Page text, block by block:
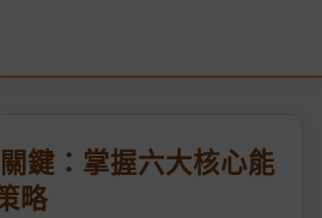
鍵：掌握六大核心能
略